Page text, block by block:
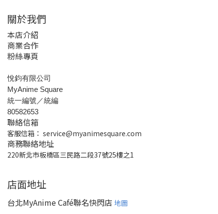
關於我們
本店介紹
商業合作
粉絲專頁
悅鈞有限公司
MyAnime Square
統一編號／統編
80582653
聯絡信箱
客服信箱： service@myanimesquare.com
商務聯絡地址
220新北市板橋區三民路二段37號25樓之1
店面地址
台北MyAnime Café聯名快閃店 地圖